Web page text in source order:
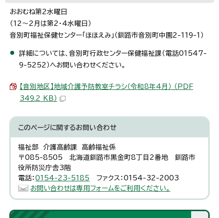
おおむね第2水曜日
（12～2月は第2・4水曜日）
音別町福祉保健センター「ほほえみ」（釧路市音別町中園2-119-1）
詳細については、音別町行政センター保健福祉課（電話01547-
9-5252）へお問い合わせください。
【音別地区】地域介護予防教室チラシ（令和8年4月） （PDF
349.2 KB）
このページに関するお問い合わせ
福祉部 介護高齢課 高齢福祉係
〒085-8505 北海道釧路市黒金町8丁目2番地 釧路市
役所防災庁舎3階
電話：0154-23-5185
ファクス：0154-32-2003
お問い合わせは専用フォームをご利用ください。